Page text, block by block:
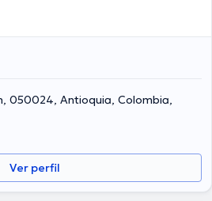
050024, Antioquia, Colombia,
Ver perfil